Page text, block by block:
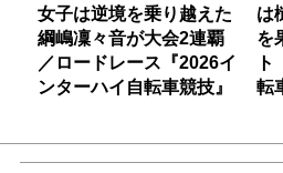
女子は逆境を乗り越えた
綱嶋凜々音が大会2連覇
／ロードレース『2026イ
ンターハイ自転車競技』
は
を
転